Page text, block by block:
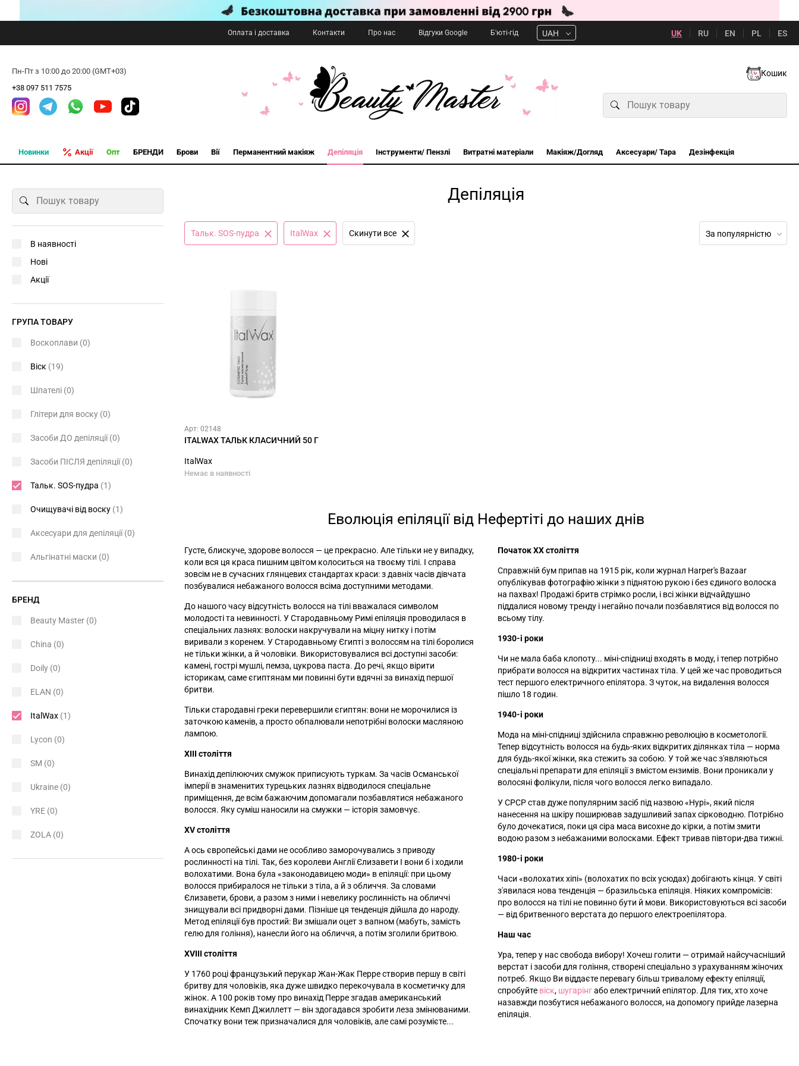
Оплата і доставка Контакти Про нас Відгуки Google Б'юті-гід UAH UK RU EN PL ES
Пн-Пт з 10:00 до 20:00 (GMT+03)
+38 097 511 7575
Кошик
Новинки Акції Опт БРЕНДИ Брови Вії Перманентний макіяж Депіляція Інструменти/ Пензлі Витратні матеріали Макіяж/Догляд Аксесуари/ Тара Дезінфекція
Депіляція
За популярністю
Тальк. SOS-пудра ItalWax Cкинути все
Арт: 02148
ITALWAX ТАЛЬК КЛАСИЧНИЙ 50 Г
ItalWax
Немає в наявності
Еволюція епіляції від Нефертіті до наших днів
Густе, блискуче, здорове волосся — це прекрасно. Але тільки не у випадку,
коли вся ця краса пишним цвітом колоситься на твоєму тілі. І справа
зовсім не в сучасних глянцевих стандартах краси: з давніх часів дівчата
позбувалися небажаного волосся всіма доступними методами.
До нашого часу відсутність волосся на тілі вважалася символом
молодості та невинності. У Стародавньому Римі епіляція проводилася в
спеціальних лазнях: волоски накручували на міцну нитку і потім
виривали з коренем. У Стародавньому Єгипті з волоссям на тілі боролися
не тільки жінки, а й чоловіки. Використовувалися всі доступні засоби:
камені, гострі мушлі, пемза, цукрова паста. До речі, якщо вірити
історикам, саме єгиптянам ми повинні бути вдячні за винахід першої
бритви.
Тільки стародавні греки перевершили єгиптян: вони не морочилися із
заточкою каменів, а просто обпалювали непотрібні волоски масляною
лампою.
XIII століття
Винахід депілюючих смужок приписують туркам. За часів Османської
імперії в знаменитих турецьких лазнях відводилося спеціальне
приміщення, де всім бажаючим допомагали позбавлятися небажаного
волосся. Яку суміш наносили на смужки — історія замовчує.
XV століття
А ось європейські дами не особливо заморочувались з приводу
рослинності на тілі. Так, без королеви Англії Єлизавети I вони б і ходили
волохатими. Вона була «законодавицею моди» в епіляції: при цьому
волосся прибиралося не тільки з тіла, а й з обличчя. За словами
Єлизавети, брови, а разом з ними і невелику рослинність на обличчі
знищували всі придворні дами. Пізніше ця тенденція дійшла до народу.
Метод епіляції був простий: Ви змішали оцет з вапном (мабуть, замість
гелю для гоління), нанесли його на обличчя, а потім зголили бритвою.
XVIII століття
У 1760 році французький перукар Жан-Жак Перре створив першу в світі
бритву для чоловіків, яка дуже швидко перекочувала в косметичку для
жінок. А 100 років тому про винахід Перре згадав американський
винахідник Кемп Джиллетт — він здогадався зробити леза змінюваними.
Спочатку вони теж призначалися для чоловіків, але самі розумієте...
Початок XX століття
Справжній бум припав на 1915 рік, коли журнал Harper's Bazaar
опублікував фотографію жінки з піднятою рукою і без єдиного волоска
на пахвах! Продажі бритв стрімко росли, і всі жінки відчайдушно
піддалися новому тренду і негайно почали позбавлятися від волосся по
всьому тілу.
1930-і роки
Чи не мала баба клопоту... міні-спідниці входять в моду, і тепер потрібно
прибрати волосся на відкритих частинах тіла. У цей же час проводиться
тест першого електричного епілятора. З чуток, на видалення волосся
пішло 18 годин.
1940-і роки
Мода на міні-спідниці здійснила справжню революцію в косметології.
Тепер відсутність волосся на будь-яких відкритих ділянках тіла — норма
для будь-якої жінки, яка стежить за собою. У той же час з'являються
спеціальні препарати для епіляції з вмістом ензимів. Вони проникали у
волосяні фолікули, після чого волосся легко випадало.
У СРСР став дуже популярним засіб під назвою «Нурі»‎, який після
нанесення на шкіру поширював задушливий запах сірководню. Потрібно
було дочекатися, поки ця сіра маса висохне до кірки, а потім змити
водою разом з небажаними волосками. Ефект тривав півтори-два тижні.
1980-і роки
Часи «волохатих хіпі»‎ (волохатих по всіх усюдах) добігають кінця. У світі
з'явилася нова тенденція — бразильська епіляція. Ніяких компромісів:
про волосся на тілі не повинно бути й мови. Використовуються всі засоби
— від бритвенного верстата до першого електроепілятора.
Наш час
Ура, тепер у нас свобода вибору! Хочеш голити — отримай найсучасніший
верстат і засоби для гоління, створені спеціально з урахуванням жіночих
потреб. Якщо Ви віддаєте перевагу більш тривалому ефекту епіляції,
спробуйте віск, шугарінгабо електричний епілятор. Для тих, хто хоче
назавжди позбутися небажаного волосся, на допомогу прийде лазерна
епіляція.
В наявності
Нові
Акції
ГРУПА ТОВАРУ
Воскоплави (0)
Віск (19)
Шпателі (0)
Глітери для воску (0)
Засоби ДО депіляції(0)
Засоби ПІСЛЯ депіляції(0)
Тальк. SOS-пудра (1)
Очищувачі від воску (1)
Аксесуари для депіляції(0)
Альгінатні маски (0)
БРЕНД
Beauty Master (0)
China (0)
Doily (0)
ELAN (0)
ItalWax (1)
Lycon (0)
SM (0)
Ukraine (0)
YRE (0)
ZOLA (0)